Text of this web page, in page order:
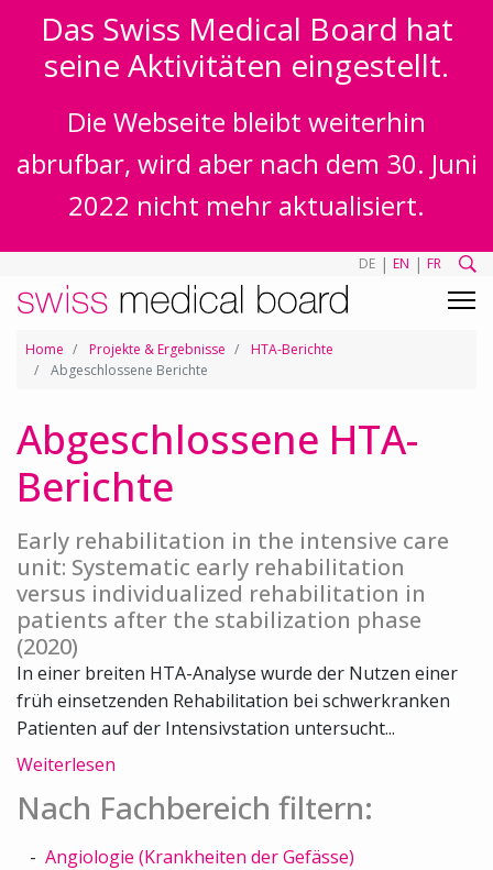
Das Swiss Medical Board hat
seine Aktivitäten eingestellt.
Die Webseite bleibt weiterhin
abrufbar, wird aber nach dem 30. Juni
2022 nicht mehr aktualisiert.
DE | EN | FR
Home Projekte & Ergebnisse
HTA-Berichte
Abgeschlossene Berichte
Abgeschlossene HTA-
Berichte
Early rehabilitation in the intensive care
unit: Systematic early rehabilitation
versus individualized rehabilitation in
patients after the stabilization phase
(2020)
In einer breiten HTA-Analyse wurde der Nutzen einer
früh einsetzenden Rehabilitation bei schwerkranken
Patienten auf der Intensivstation untersucht...
Weiterlesen
Nach Fachbereich filtern:
Angiologie (Krankheiten der Gefässe)